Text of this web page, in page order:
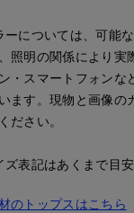
レイスI.T.'S.international
mizuki
札幌丸井今井
ーについては、可能
照明の関係により実
・スマートフォンな
ます。現物と画像の
ださい。
ズ表記はあくまで目安
のトップスはこちら